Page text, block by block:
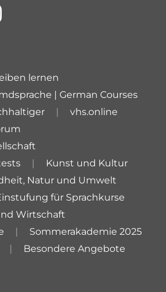
lernen
| German Courses
vhs.online
Kunst und Kultur
Natur und Umwelt
für Sprachkurse
Wirtschaft
Sommerakademie 2025
Besondere Angebote